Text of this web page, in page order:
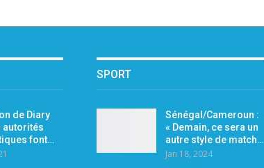
de Diary
autorités
font…
SPORT
Sénégal/Cameroun :
« Demain, ce sera un
autre style de match…
Jan 18, 2024